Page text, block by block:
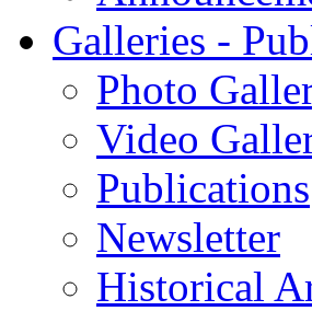
Galleries -
Photo
Video
Publications
Newsletter
Historical